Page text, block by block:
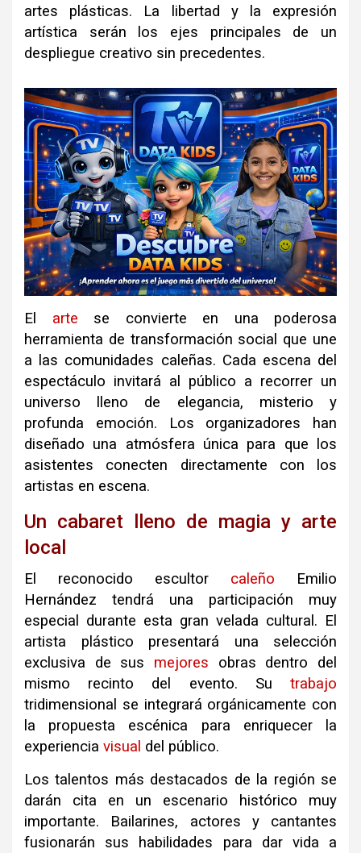
artes plásticas. La libertad y la expresión
artística serán los ejes principales de un
despliegue creativo sin precedentes.
El arte se convierte en una poderosa
herramienta de transformación social que une
a las comunidades caleñas. Cada escena del
espectáculo invitará al público a recorrer un
universo lleno de elegancia, misterio y
profunda emoción. Los organizadores han
diseñado una atmósfera única para que los
asistentes conecten directamente con los
artistas en escena.
Un cabaret lleno de magia y arte
local
El reconocido escultor caleño Emilio
Hernández tendrá una participación muy
especial durante esta gran velada cultural. El
artista plástico presentará una selección
exclusiva de sus mejores obras dentro del
mismo recinto del evento. Su trabajo
tridimensional se integrará orgánicamente con
la propuesta escénica para enriquecer la
experiencia visual del público.
Los talentos más destacados de la región se
darán cita en un escenario histórico muy
importante. Bailarines, actores y cantantes
fusionarán sus habilidades para dar vida a